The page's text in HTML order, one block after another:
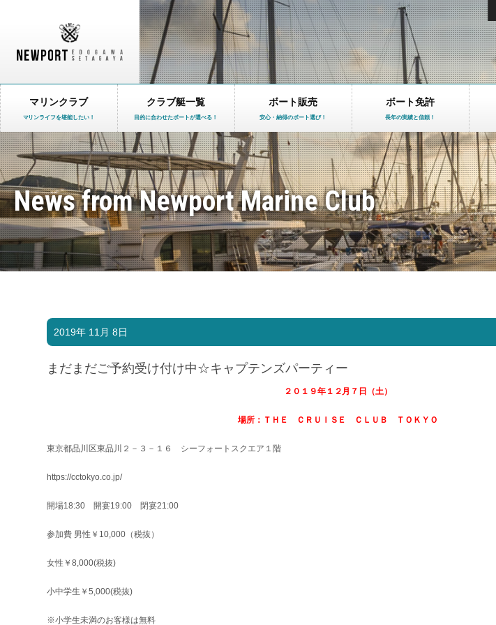
マリンクラブ
マリンライフを堪能したい！
クラブ艇一覧
目的に合わせたボートが選べる！
ボート販売
安心・納得のボート選び！
ボート免許
長年の実績と信頼！
News from Newport Marine Club
2019年 11月 8日
まだまだご予約受け付け中☆キャプテンズパーティー
２０１９年１２月７日（土）
場所：ＴＨＥ ＣＲＵＩＳＥ ＣＬＵＢ ＴＯＫＹＯ
東京都品川区東品川２－３－１６ シーフォートスクエア１階
https://cctokyo.co.jp/
開場18:30 開宴19:00 閉宴21:00
参加費 男性￥10,000（税抜）
女性￥8,000(税抜)
小中学生￥5,000(税抜)
※小学生未満のお客様は無料